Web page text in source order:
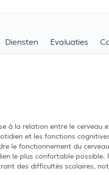
Diensten Evaluaties
à la relation entre le cerveau
et les fonctions
le fonctionnement du
le plus confortable
des difficultés scolaires,